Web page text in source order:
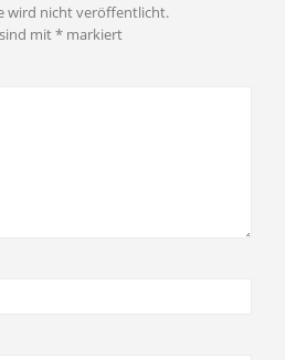
wird nicht veröffentlicht.
mit* markiert